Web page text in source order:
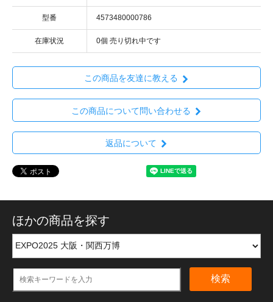
型番 4573480000786
在庫状況 0個 売り切れ中です
この商品を友達に教える
この商品について問い合わせる
返品について
ほかの商品を探す
検索